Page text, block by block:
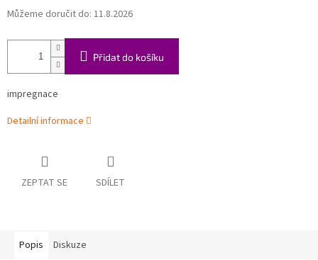
Můžeme doručit do: 11.8.2026
Přidat do košíku
impregnace
Detailní informace
ZEPTAT SE SDÍLET
Popis Diskuze